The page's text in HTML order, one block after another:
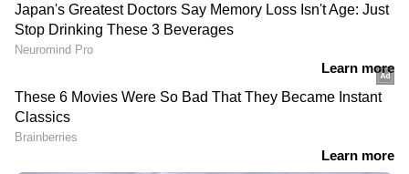
DOWNLOAD APP
Pravasi
Malayali Newsലോകവുമായി ബന്ധപ്പെടൂ.
Gulf News in Malayalam
ജീവിതാനുഭവങ്ങളും, അവരുടെ
വിജയകഥകളും വെല്ലുവിളികളുമൊക്കെ —